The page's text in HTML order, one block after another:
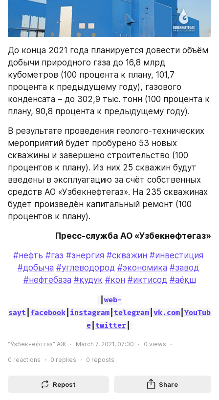
До конца 2021 года планируется довести объём
добычи природного газа до 16,8 млрд
кубометров (100 процента к плану, 101,7
процента к предыдущему году), газового
конденсата – до 302,9 тыс. тонн (100 процента к
плану, 90,8 процента к предыдущему году).
В результате проведения геолого-технических
мероприятий будет пробурено 53 новых
скважины и завершено строительство (100
процентов к плану). Из них 25 скважин будут
введены в эксплуатацию за счёт собственных
средств АО «Узбекнефтегаз». На 235 скважинах
будет произведён капитальный ремонт (100
процентов к плану).
Пресс-служба АО «Узбекнефтегаз»
#нефть #газ #энергия #скважин #инвестиция
#добыча #углеводород #экономика #завод
#нефтебаза #қудуқ #кон #иқтисод #аёқш
web-
sayt facebook instagram telegram vk.com YouTub
e| twitter|
“Ўзбекнефтгаз” АЖ March 7, 2021, 07:30 0 views
0 reactions 0 replies 0 reposts
Repost Share